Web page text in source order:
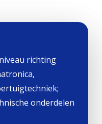
richting
onderdelen